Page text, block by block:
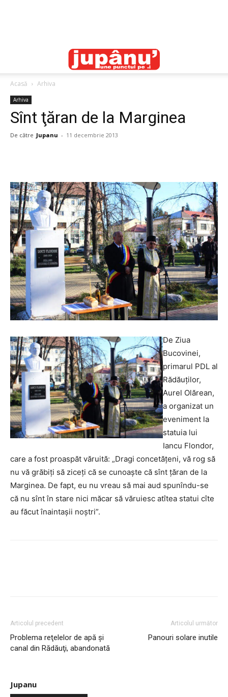
Acasă Arhiva
Arhiva
Sînt ţăran de la Marginea
De către Jupanu - 11 decembrie 2013
De Ziua
Bucovinei,
primarul PDL al
Rădăuţilor,
Aurel Olărean,
a organizat un
eveniment la
statuia lui
Iancu Flondor,
care a fost proaspăt văruită: „Dragi concetăţeni, vă rog să
nu vă grăbiţi să ziceţi că se cunoaşte că sînt ţăran de la
Marginea. De fapt, eu nu vreau să mai aud spunîndu-se
că nu sînt în stare nici măcar să văruiesc atîtea statui cîte
au făcut înaintaşii noştri”.
Articolul precedent
Problema reţelelor de apă şi
canal din Rădăuţi, abandonată
Articolul următor
Panouri solare inutile
Jupanu